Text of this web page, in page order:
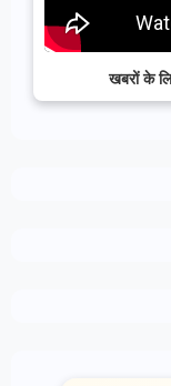
खबरों के